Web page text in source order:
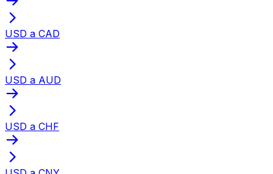
USD a CAD
USD a AUD
USD a CHF